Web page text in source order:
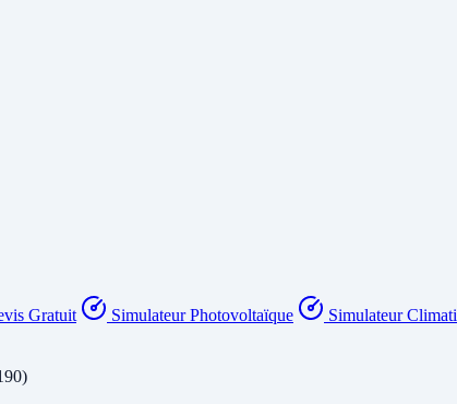
Gratuit Simulateur Photovoltaïque Simulateur